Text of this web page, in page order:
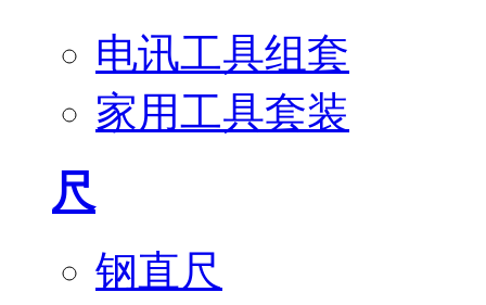
电讯工具组套
家用工具套装
尺
钢直尺